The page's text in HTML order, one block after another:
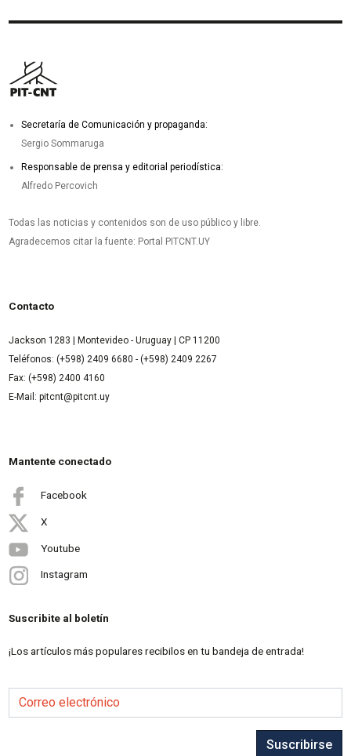
Secretaría de Comunicación y propaganda:
Sergio Sommaruga
Responsable de prensa y editorial periodística:
Alfredo Percovich
Todas las noticias y contenidos son de uso público y libre.
Agradecemos citar la fuente: Portal PITCNT.UY
Contacto
Jackson 1283 | Montevideo - Uruguay | CP 11200
Teléfonos: (+598) 2409 6680 - (+598) 2409 2267
Fax: (+598) 2400 4160
E-Mail: pitcnt@pitcnt.uy
Mantente conectado
Facebook
X
Youtube
Instagram
Suscribite al boletín
¡Los artículos más populares recibilos en tu bandeja de entrada!
Correo electrónico
Suscribirse